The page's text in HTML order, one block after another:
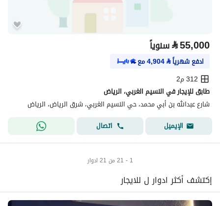
⃁55,000 سنوياً
ادفع شهرياً⃁
4,904مع
312 م2
طابق للإيجار في النسيم الغربي، الرياض
شارع عبدالله بن أبي محمد، حي النسيم الغربي، شرق الرياض، الرياض
الإيميل
اتصال
1 - 21 من 21 ادوار
إكتشف أكثر ادوار ل للايجار